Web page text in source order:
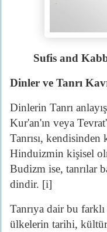
Sufis and
Dinler ve Tanrı
Dinlerin Tanrı
Kur'an'ın veya
Tanrısı,
Hinduizmin kişisel
Budizm ise, tanrılar
dindir. [i]
Tanrıya dair bu
ülkelerin tarihi,